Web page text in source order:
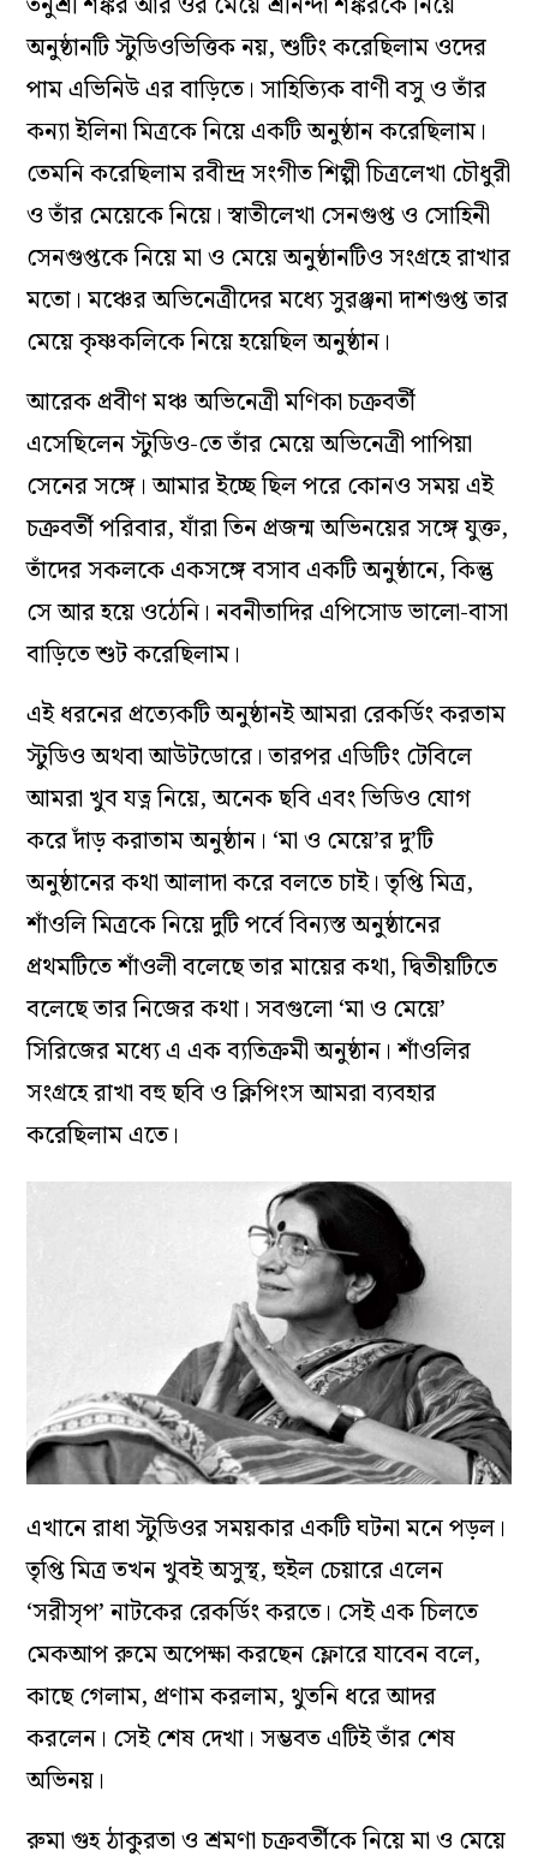
অনুষ্ঠানটি স্টুডিওভিত্তিক নয়, শুটিং করেছিলাম ওদের
পাম এভিনিউ এর বাড়িতে। সাহিত্যিক বাণী বসু ও তাঁর
কন্যা ইলিনা মিত্রকে নিয়ে একটি অনুষ্ঠান করেছিলাম।
তেমনি করেছিলাম রবীন্দ্র সংগীত শিল্পী চিত্রলেখা চৌধুরী
ও তাঁর মেয়েকে নিয়ে। স্বাতীলেখা সেনগুপ্ত ও সোহিনী
সেনগুপ্তকে নিয়ে মা ও মেয়ে অনুষ্ঠানটিও সংগ্রহে রাখার
মতো। মঞ্চের অভিনেত্রীদের মধ্যে সুরঞ্জনা দাশগুপ্ত তার
মেয়ে কৃষ্ণকলিকে নিয়ে হয়েছিল অনুষ্ঠান।
আরেক প্রবীণ মঞ্চ অভিনেত্রী মণিকা চক্রবর্তী
এসেছিলেন স্টুডিও-তে তাঁর মেয়ে অভিনেত্রী পাপিয়া
সেনের সঙ্গে। আমার ইচ্ছে ছিল পরে কোনও সময় এই
চক্রবর্তী পরিবার, যাঁরা তিন প্রজন্ম অভিনয়ের সঙ্গে যুক্ত,
তাঁদের সকলকে একসঙ্গে বসাব একটি অনুষ্ঠানে, কিন্তু
সে আর হয়ে ওঠেনি। নবনীতাদির এপিসোড ভালো-বাসা
বাড়িতে শুট করেছিলাম।
এই ধরনের প্রত্যেকটি অনুষ্ঠানই আমরা রেকর্ডিং করতাম
স্টুডিও অথবা আউটডোরে। তারপর এডিটিং টেবিলে
আমরা খুব যত্ন নিয়ে, অনেক ছবি এবং ভিডিও যোগ
করে দাঁড় করাতাম অনুষ্ঠান। ‘মা ও মেয়ে’র দু’টি
অনুষ্ঠানের কথা আলাদা করে বলতে চাই। তৃপ্তি মিত্র,
শাঁওলি মিত্রকে নিয়ে দুটি পর্বে বিন্যস্ত অনুষ্ঠানের
প্রথমটিতে শাঁওলী বলেছে তার মায়ের কথা, দ্বিতীয়টিতে
বলেছে তার নিজের কথা। সবগুলো ‘মা ও মেয়ে’
সিরিজের মধ্যে এ এক ব্যতিক্রমী অনুষ্ঠান। শাঁওলির
সংগ্রহে রাখা বহু ছবি ও ক্লিপিংস আমরা ব্যবহার
করেছিলাম এতে।
এখানে রাধা স্টুডিওর সময়কার একটি ঘটনা মনে পড়ল।
তৃপ্তি মিত্র তখন খুবই অসুস্থ, হুইল চেয়ারে এলেন
‘সরীসৃপ’ নাটকের রেকর্ডিং করতে। সেই এক চিলতে
মেকআপ রুমে অপেক্ষা করছেন ফ্লোরে যাবেন বলে,
কাছে গেলাম, প্রণাম করলাম, থুতনি ধরে আদর
করলেন। সেই শেষ দেখা। সম্ভবত এটিই তাঁর শেষ
অভিনয়।
রুমা গুহ ঠাকুরতা ও শ্রমণা চক্রবর্তীকে নিয়ে মা ও মেয়ে